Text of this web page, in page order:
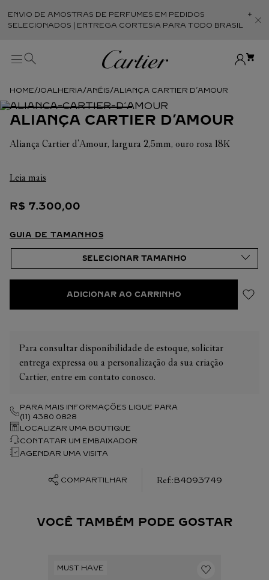
ENVIO DE AMOSTRAS DE PERFUMES EM PEDIDOS
SELECIONADOS | ENTREGA CORTESIA PARA TODO BRASIL
JOALHERIA ANÉIS ALIANÇA CARTIER D’AMOUR
ALIANÇA CARTIER D’AMOUR
Aliança Cartier d'Amour, largura 2,5mm, ouro rosa 18K
valorizar a harmonia da peça. É por isso que o peso em
variações de uma criação a outra. Caso necessite de
consultar as nossas equipes de venda.
Leia mais
R$ 7.300,00
GUIA DE TAMANHOS
ADICIONAR AO CARRINHO
Para consultar disponibilidade de estoque, solicitar
entrega expressa ou a personalização da sua criação
Cartier, entre em contato conosco.
PARA MAIS INFORMAÇÕES LIGUE PARA
(11) 4380 0828
LOCALIZAR UMA BOUTIQUE
CONTATAR UM EMBAIXADOR
AGENDAR UMA VISITA
COMPARTILHAR :B4093749
VOCÊ TAMBÉM PODE GOSTAR